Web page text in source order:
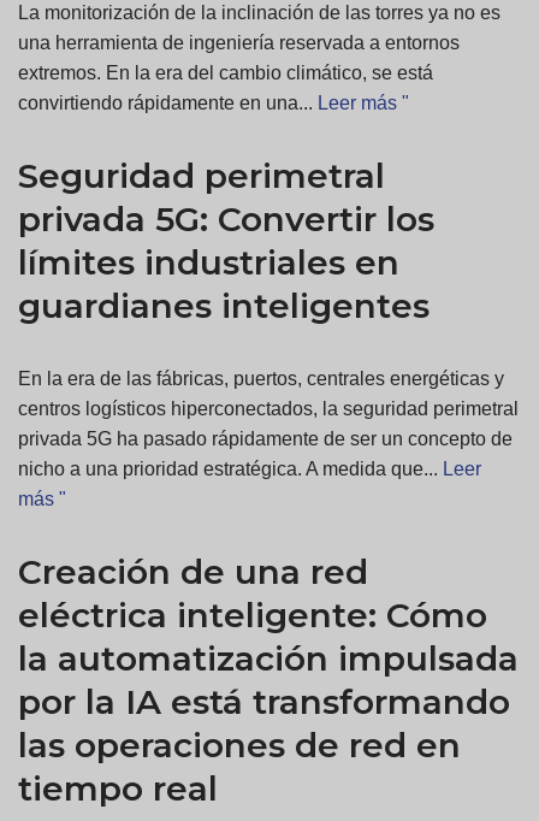
La monitorización de la inclinación de las torres ya no es
una herramienta de ingeniería reservada a entornos
extremos. En la era del cambio climático, se está
convirtiendo rápidamente en una... Leer más "
Seguridad perimetral
privada 5G: Convertir los
límites industriales en
guardianes inteligentes
En la era de las fábricas, puertos, centrales energéticas y
centros logísticos hiperconectados, la seguridad perimetral
privada 5G ha pasado rápidamente de ser un concepto de
nicho a una prioridad estratégica. A medida que... Leer
más "
Creación de una red
eléctrica inteligente: Cómo
la automatización impulsada
por la IA está transformando
las operaciones de red en
tiempo real